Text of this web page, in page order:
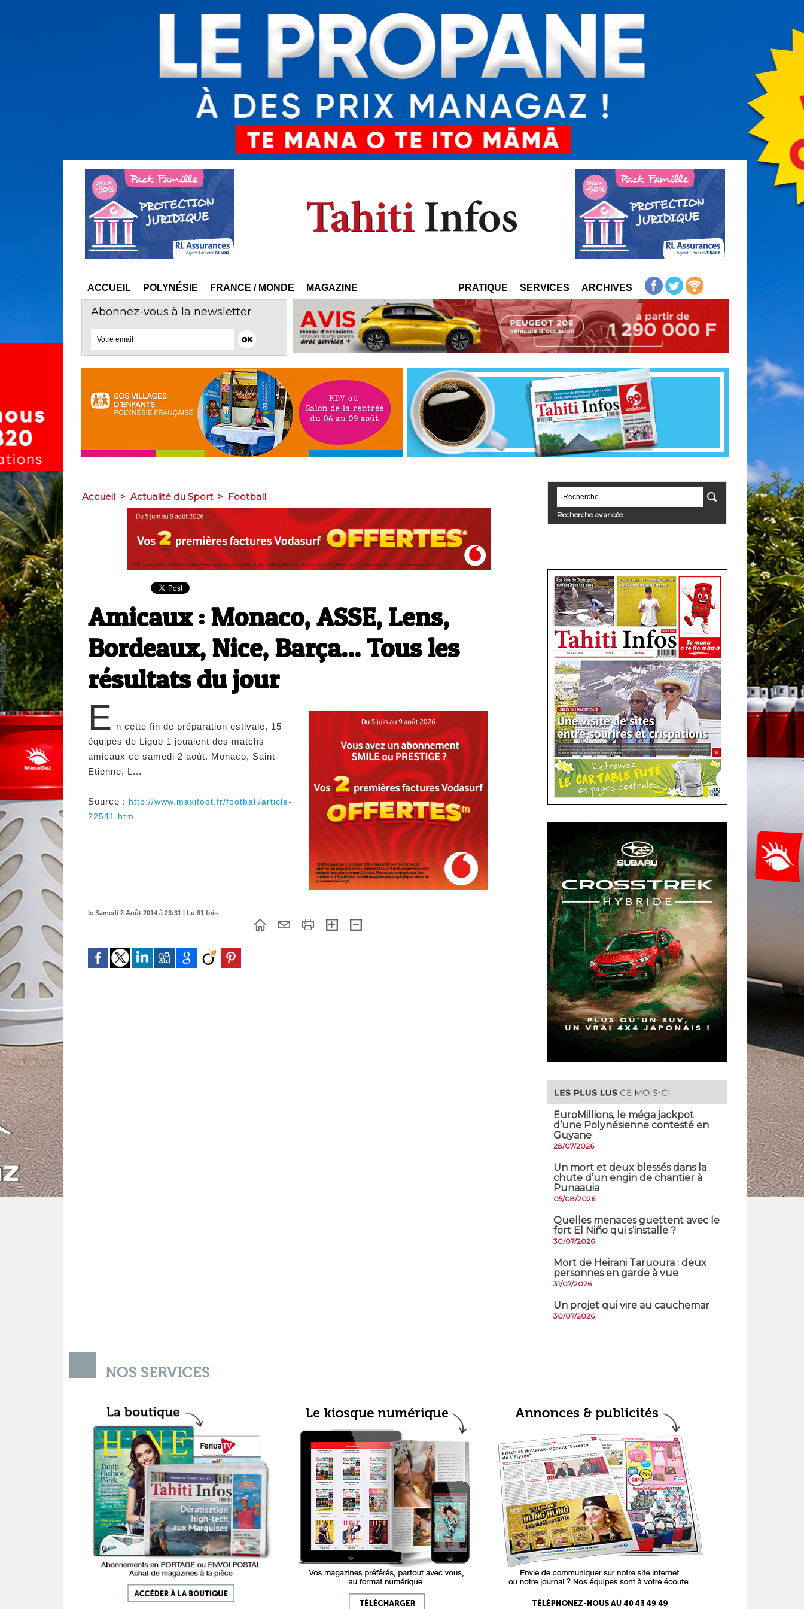
ACCUEIL POLYNÉSIE FRANCE / MONDE MAGAZINE PRATIQUE SERVICES ARCHIVES
Abonnez-vous à la newsletter
Accueil > Actualité du Sport > Football
Amicaux : Monaco, ASSE, Lens,
Bordeaux, Nice, Barça... Tous les
résultats du jour
E n cette fin de préparation estivale, 15
équipes de Ligue 1 jouaient des matchs
amicaux ce samedi 2 août. Monaco, Saint-
Etienne, L...
Source : http://www.maxifoot.fr/football/article-
22541.htm...
le Samedi 2 Août 2014 à 23:31 | Lu 81 fois
Recherche avancée
EuroMillions, ​le méga jackpot
d’une Polynésienne contesté en
Guyane
28/07/2026
​Un mort et deux blessés dans la
chute d’un engin de chantier à
Punaauia
05/08/2026
Quelles menaces guettent avec le
fort El Niño qui s’installe ?
30/07/2026
Mort de Heirani Taruoura : deux
personnes en garde à vue
31/07/2026
Un projet qui vire au cauchemar
30/07/2026